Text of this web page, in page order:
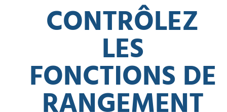
CONTRÔLEZ
LES
FONCTIONS DE